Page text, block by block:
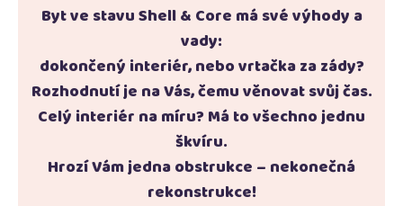
Byt ve stavu Shell & Core má své výhody a
vady:
dokončený interiér, nebo vrtačka za zády?
Rozhodnutí je na Vás, čemu věnovat svůj čas.
Celý interiér na míru? Má to všechno jednu
škvíru.
Hrozí Vám jedna obstrukce – nekonečná
rekonstrukce!